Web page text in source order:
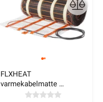
FLXHEAT
varmekabelmatte
100W/m² 4,1m² 410W